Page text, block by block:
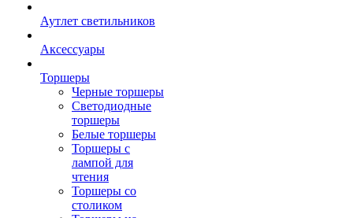
Аутлет светильников
Аксессуары
Торшеры
Черные торшеры
Светодиодные
торшеры
Белые торшеры
Торшеры с
лампой для
чтения
Торшеры со
столиком